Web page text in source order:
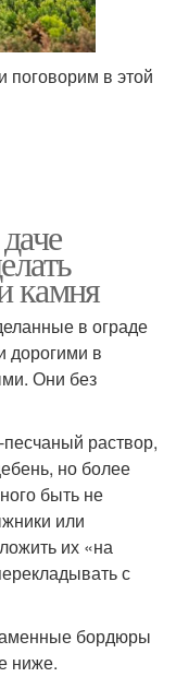
поговорим в этой
камня
в ограде
дорогими в
Они без
раствор,
но более
быть не
или
их «на
с
бордюры
ниже.